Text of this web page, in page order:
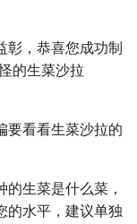
彰，恭喜您成功制
的生菜沙拉
要看看生菜沙拉的
的生菜是什么菜，
的水平，建议单独